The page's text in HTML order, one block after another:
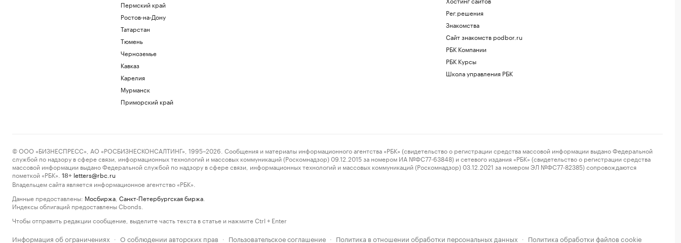
Пермский край
Ростов-на-Дону
Татарстан
Тюмень
Черноземье
Кавказ
Карелия
Мурманск
Приморский край
Рег.решения
Знакомства
Сайт знакомств podbor.ru
РБК Компании
РБК Курсы
Школа управления РБК
© ООО «БИЗНЕСПРЕСС», АО «РОСБИЗНЕСКОНСАЛТИНГ», 1995–2026. Сообщения и материалы информационного агентства «РБК» (свидетельство о регистрации средства массовой информации выдано Федеральной
службой по надзору в сфере связи, информационных технологий и массовых коммуникаций (Роскомнадзор) 09.12.2015 за номером ИА №ФС77-63848) и сетевого издания «РБК» (свидетельство о регистрации средства
массовой информации выдано Федеральной службой по надзору в сфере связи, информационных технологий и массовых коммуникаций (Роскомнадзор) 03.12.2021 за номером ЭЛ №ФС77-82385) сопровождаются
пометкой «РБК».
18+ letters@rbc.ru
Владельцем сайта является информационное агентство «РБК».
Данные предоставлены: Мосбиржа Санкт-Петербургская биржа
Индексы облигаций предоставлены Cbonds.
Чтобы отправить редакции сообщение, выделите часть текста в статье и нажмите Ctrl + Enter
Информация об ограничениях · О соблюдении авторских прав · Пользовательское соглашение · Политика в отношении обработки персональных данных · Политика обработки файлов cookie